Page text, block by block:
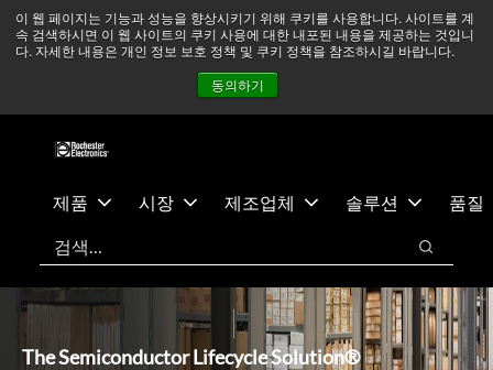
이 웹 페이지는 기능과 성능을 향상시키기 위해 쿠키를 사용합니다. 사이트를 계
속 검색하시면 이 웹 사이트의 쿠키 사용에 대한 내포된 내용을 제공하는 것입니
다. 자세한 내용은 개인 정보 보호 정책 및 쿠키 정책을 참조하시길 바랍니다.
동의하기
츠
건
중동 지역 상황을 지속적으로 주시하고 있으며, 모든 서비스는
정상적으로 운영되고 있습니다. 더 읽어보기 →
뉴스
문의하기
제품 시장 제조업체 솔루션
품질
검색
검색
The Semiconductor Lifecycle Solution®